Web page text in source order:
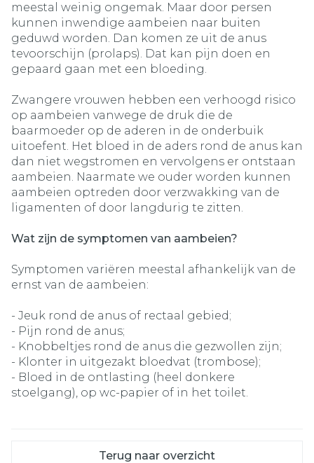
meestal weinig ongemak. Maar door persen
kunnen inwendige aambeien naar buiten
geduwd worden. Dan komen ze uit de anus
tevoorschijn (prolaps). Dat kan pijn doen en
gepaard gaan met een bloeding.
Zwangere vrouwen hebben een verhoogd risico
op aambeien vanwege de druk die de
baarmoeder op de aderen in de onderbuik
uitoefent. Het bloed in de aders rond de anus kan
dan niet wegstromen en vervolgens er ontstaan
aambeien. Naarmate we ouder worden kunnen
aambeien optreden door verzwakking van de
ligamenten of door langdurig te zitten.
Wat zijn de symptomen van aambeien?
Symptomen variëren meestal afhankelijk van de
ernst van de aambeien:
- Jeuk rond de anus of rectaal gebied;
- Pijn rond de anus;
- Knobbeltjes rond de anus die gezwollen zijn;
- Klonter in uitgezakt bloedvat (trombose);
- Bloed in de ontlasting (heel donkere
stoelgang), op wc-papier of in het toilet.
Terug naar overzicht